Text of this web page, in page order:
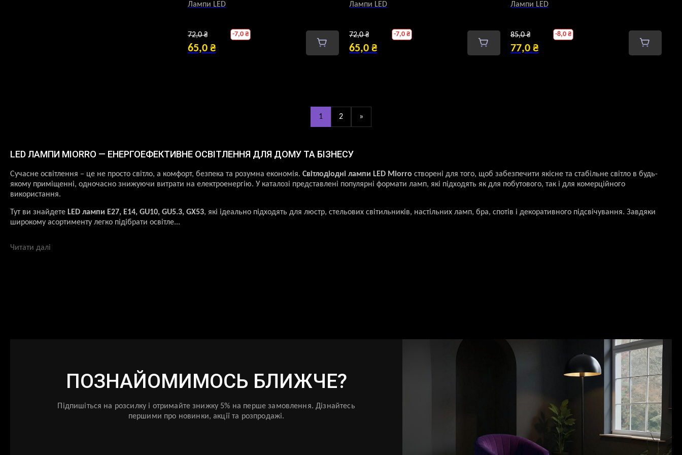
Лампи LED
72,0₴Оригінальна
ціна:
65,0 ₴
-7,0 ₴
Лампи LED
72,0₴Оригінальна
ціна:
65,0 ₴
-7,0 ₴
Лампи LED
85,0₴Оригінальна
ціна:
77,0 ₴
-8,0 ₴
1 2 »
LED ЛАМПИ MIORRO — ЕНЕРГОЕФЕКТИВНЕ ОСВІТЛЕННЯ ДЛЯ ДОМУ ТА БІЗНЕСУ
Сучасне освітлення – це не просто світло, а комфорт, безпека та розумна економія. Світлодіодні лампи LED Miorro створені для того, щоб забезпечити якісне та стабільне світло в будь-
якому приміщенні, одночасно знижуючи витрати на електроенергію. У каталозі представлені популярні формати ламп, які підходять як для побутового, так і для комерційного
використання.
Тут ви знайдете LED лампи E27, E14, GU10, GU5.3, GX53, які ідеально підходять для люстр, стельових світильників, настільних ламп, бра, спотів і декоративного підсвічування. Завдяки
широкому асортименту легко підібрати освітле...
Читати далі
ПОЗНАЙОМИМОСЬ БЛИЖЧЕ?
Підпишіться на розсилку і отримайте знижку 5% на перше замовлення. Дізнайтесь
першими про новинки, акції та розпродажі.